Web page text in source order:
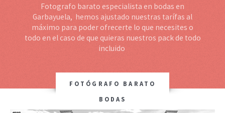
Fotografo barato especialista en bodas en
Garbayuela, hemos ajustado nuestras tarífas al
máximo para poder ofrecerte lo que necesites o
todo en el caso de que quieras nuestros pack de todo
incluido
FOTÓGRAFO BARATO
BODAS